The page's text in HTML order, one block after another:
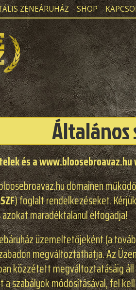
ZENEÁRUHÁZ SHOP
ésawww.bloosebroavaz.hu
domainen
) foglalt rendelkezéseket.
maradéktalanul elfogadja!
üzemeltetőjeként (a
megváltoztathatja. Az
közzétett megváltoztatásáig
a szabályok módosításával, fel